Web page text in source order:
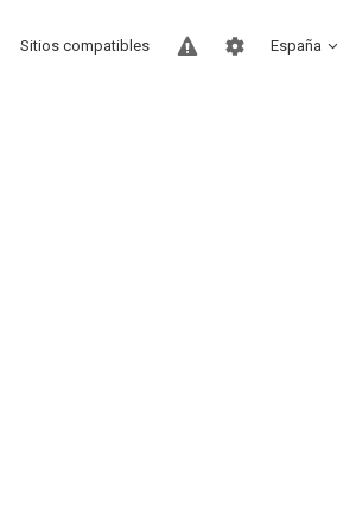
España
Sitios compatibles